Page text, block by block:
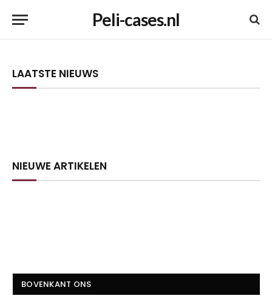
Peli-cases.nl
LAATSTE NIEUWS
NIEUWE ARTIKELEN
BOVENKANT ONS